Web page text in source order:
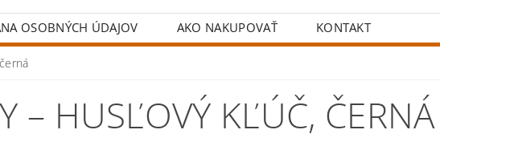
OSOBNÝCH ÚDAJOV AKO NAKUPOVAŤ KONTAKT
– HUSĽOVÝ KĽÚČ, ČERNÁ